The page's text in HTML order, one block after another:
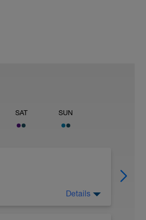
SAT SUN
Details